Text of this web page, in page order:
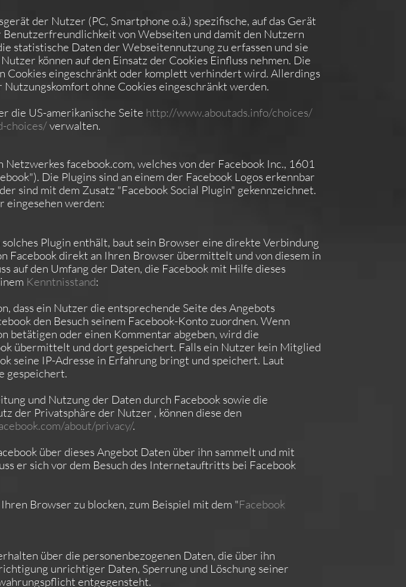
der Nutzer (PC, Smartphone o.ä.) spezifische, auf das Gerät
von Webseiten und damit den Nutzern
statistische Daten der Webseitennutzung zu erfassen und sie
können auf den Einsatz der Cookies Einfluss nehmen. Die
Cookies eingeschränkt oder komplett verhindert wird. Allerdings
ohne Cookies eingeschränkt werden.
die US-amerikanische Seite http://www.aboutads.info/choices/
choices/verwalten.
facebook.com, welches von der Facebook Inc., 1601
Die Plugins sind an einem der Facebook Logos erkennbar
sind mit dem Zusatz "Facebook Social Plugin" gekennzeichnet.
eingesehen werden:
Plugin enthält, baut sein Browser eine direkte Verbindung
Facebook direkt an Ihren Browser übermittelt und von diesem in
auf den Umfang der Daten, die Facebook mit Hilfe dieses
Kenntnisstand:
dass ein Nutzer die entsprechende Seite des Angebots
den Besuch seinem Facebook-Konto zuordnen. Wenn
betätigen oder einen Kommentar abgeben, wird die
übermittelt und dort gespeichert. Falls ein Nutzer kein Mitglied
seine IP-Adresse in Erfahrung bringt und speichert. Laut
gespeichert.
und Nutzung der Daten durch Facebook sowie die
der Privatsphäre der Nutzer , können diese den
about/privacy/.
über dieses Angebot Daten über ihn sammelt und mit
er sich vor dem Besuch des Internetauftritts bei Facebook
Browser zu blocken, zum Beispiel mit dem "Facebook
über die personenbezogenen Daten, die über ihn
unrichtiger Daten, Sperrung und Löschung seiner
entgegensteht.